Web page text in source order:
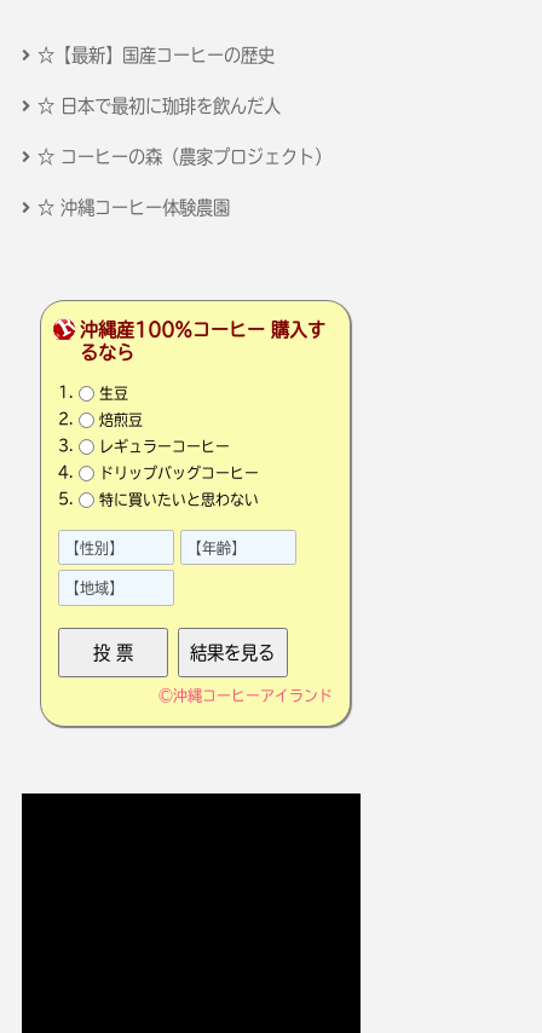
☆【最新】国産コーヒーの歴史
☆ 日本で最初に珈琲を飲んだ人
☆ コーヒーの森（農家プロジェクト）
☆ 沖縄コーヒー体験農園
沖縄産100％コーヒー 購入す
るなら
生豆
焙煎豆
レギュラーコーヒー
ドリップバッグコーヒー
特に買いたいと思わない
©沖縄コーヒーアイランド